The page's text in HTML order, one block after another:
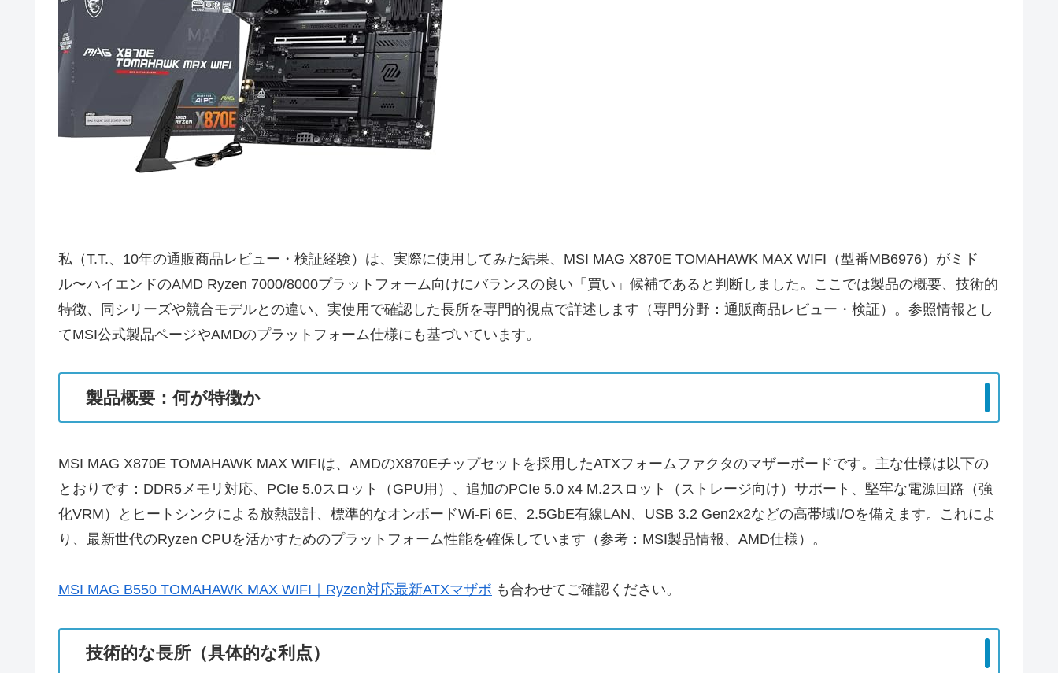
私（T.T.、10年の通販商品レビュー・検証経験）は、実際に使用してみた結果、MSI MAG X870E TOMAHAWK MAX WIFI（型番MB6976）がミド
ル〜ハイエンドのAMD Ryzen 7000/8000プラットフォーム向けにバランスの良い「買い」候補であると判断しました。ここでは製品の概要、技術的
特徴、同シリーズや競合モデルとの違い、実使用で確認した長所を専門的視点で詳述します（専門分野：通販商品レビュー・検証）。参照情報とし
てMSI公式製品ページやAMDのプラットフォーム仕様にも基づいています。
製品概要：何が特徴か
MSI MAG X870E TOMAHAWK MAX WIFIは、AMDのX870Eチップセットを採用したATXフォームファクタのマザーボードです。主な仕様は以下の
とおりです：DDR5メモリ対応、PCIe 5.0スロット（GPU用）、追加のPCIe 5.0 x4 M.2スロット（ストレージ向け）サポート、堅牢な電源回路（強
化VRM）とヒートシンクによる放熱設計、標準的なオンボードWi‑Fi 6E、2.5GbE有線LAN、USB 3.2 Gen2x2などの高帯域I/Oを備えます。これによ
り、最新世代のRyzen CPUを活かすためのプラットフォーム性能を確保しています（参考：MSI製品情報、AMD仕様）。
MSI MAG B550 TOMAHAWK MAX WIFI｜Ryzen対応最新ATXマザボ も合わせてご確認ください。
技術的な長所（具体的な利点）